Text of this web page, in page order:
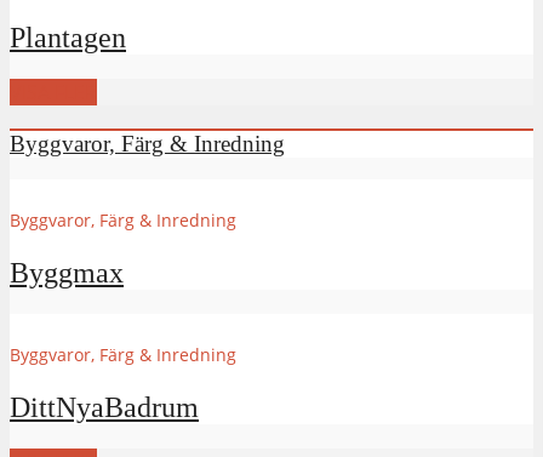
Plantagen
Byggvaror, Färg & Inredning
Byggvaror, Färg & Inredning
Byggmax
Byggvaror, Färg & Inredning
DittNyaBadrum